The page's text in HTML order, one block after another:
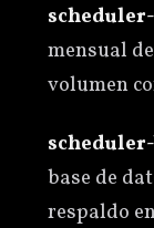
mensual
volumen
base de
respaldo